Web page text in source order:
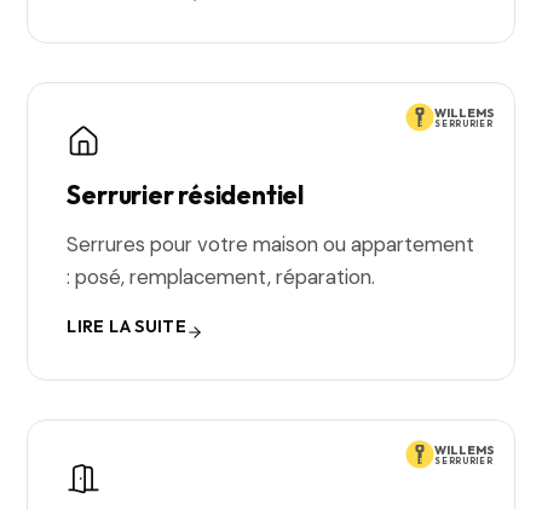
WILLEMS
SERRURIER
Serrurier résidentiel
Serrures pour votre maison ou appartement
: posé, remplacement, réparation.
LIRE LA SUITE
WILLEMS
SERRURIER